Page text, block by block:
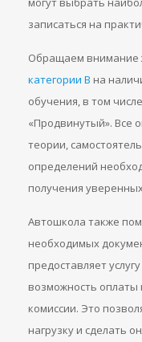
записаться на
Обращаем внимание
категории B на
обучения, в том
«Продвинутый». Все
теории,
определений
получения
Автошкола также
необходимых
предоставляет
возможность оплаты
комиссии. Это
нагрузку и сделать